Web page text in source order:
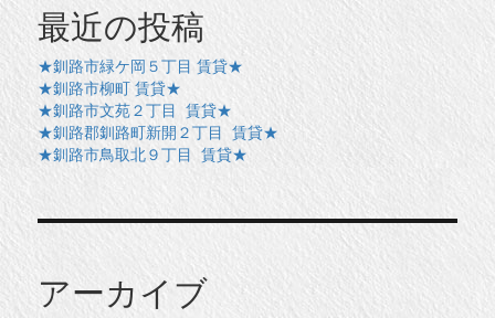
最近の投稿
★釧路市緑ケ岡５丁目 賃貸★
★釧路市柳町 賃貸★
★釧路市文苑２丁目 賃貸★
★釧路郡釧路町新開２丁目 賃貸★
★釧路市鳥取北９丁目 賃貸★
アーカイブ